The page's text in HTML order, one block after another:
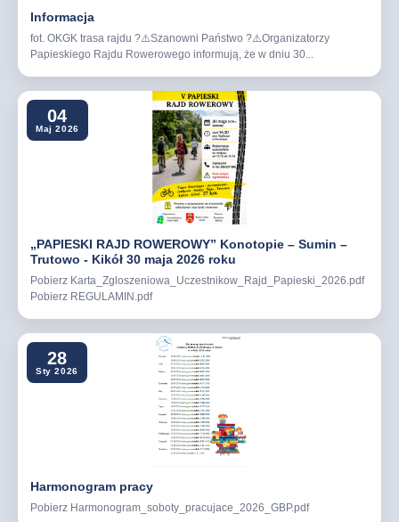
Informacja
fot. OKGK trasa rajdu ?⚠️Szanowni Państwo ?⚠️Organizatorzy
Papieskiego Rajdu Rowerowego informują, że w dniu 30...
04
Maj 2026
„PAPIESKI RAJD ROWEROWY” Konotopie – Sumin –
Trutowo - Kikół 30 maja 2026 roku
Pobierz Karta_Zgloszeniowa_Uczestnikow_Rajd_Papieski_2026.pdf
Pobierz REGULAMIN.pdf
28
Sty 2026
Harmonogram pracy
Pobierz Harmonogram_soboty_pracujace_2026_GBP.pdf